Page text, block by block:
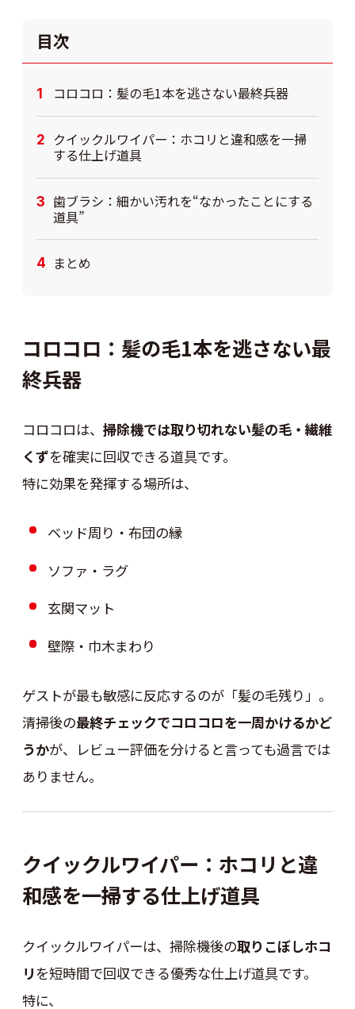
目次
コロコロ：髪の毛1本を逃さない最終兵器
クイックルワイパー：ホコリと違和感を一掃
する仕上げ道具
歯ブラシ：細かい汚れを“なかったことにする
道具”
まとめ
コロコロ：髪の毛1本を逃さない最
終兵器
コロコロは、 掃除機では取り切れない髪の毛・繊維
くずを確実に回収できる道具です。
特に効果を発揮する場所は、
ベッド周り・布団の縁
ソファ・ラグ
玄関マット
壁際・巾木まわり
ゲストが最も敏感に反応するのが「髪の毛残り」。
清掃後の最終チェックでコロコロを一周かけるかど
うかが、レビュー評価を分けると言っても過言では
ありません。
クイックルワイパー：ホコリと違
和感を一掃する仕上げ道具
クイックルワイパーは、掃除機後の取りこぼしホコ
リを短時間で回収できる優秀な仕上げ道具です。
特に、